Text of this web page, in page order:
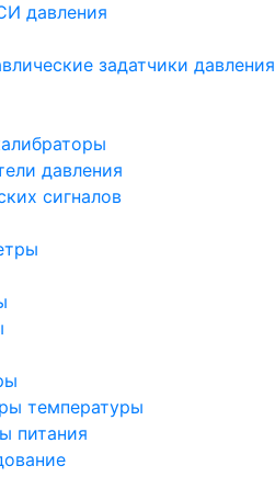
давления
задатчики давления
давления
сигналов
температуры
питания